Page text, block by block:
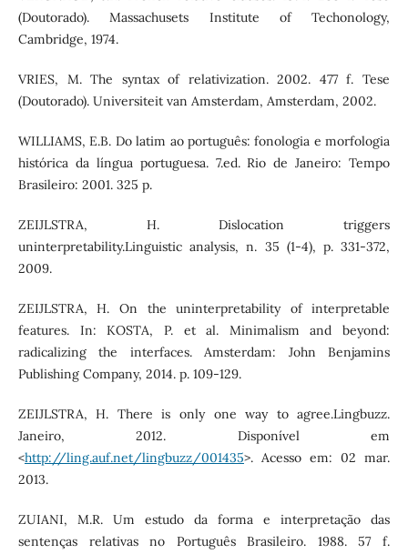
(Doutorado). Massachusets Institute of Techonology,
Cambridge, 1974.
VRIES, M. The syntax of relativization. 2002. 477 f. Tese
(Doutorado). Universiteit van Amsterdam, Amsterdam, 2002.
WILLIAMS, E.B. Do latim ao português: fonologia e morfologia
histórica da língua portuguesa. 7.ed. Rio de Janeiro: Tempo
Brasileiro: 2001. 325 p.
ZEIJLSTRA, H. Dislocation triggers
uninterpretability.Linguistic analysis, n. 35 (1-4), p. 331-372,
2009.
ZEIJLSTRA, H. On the uninterpretability of interpretable
features. In: KOSTA, P. et al. Minimalism and beyond:
radicalizing the interfaces. Amsterdam: John Benjamins
Publishing Company, 2014. p. 109-129.
ZEIJLSTRA, H. There is only one way to agree.Lingbuzz.
Janeiro, 2012. Disponível em
<http://ling.auf.net/lingbuzz/001435>. Acesso em: 02 mar.
2013.
ZUIANI, M.R. Um estudo da forma e interpretação das
sentenças relativas no Português Brasileiro. 1988. 57 f.